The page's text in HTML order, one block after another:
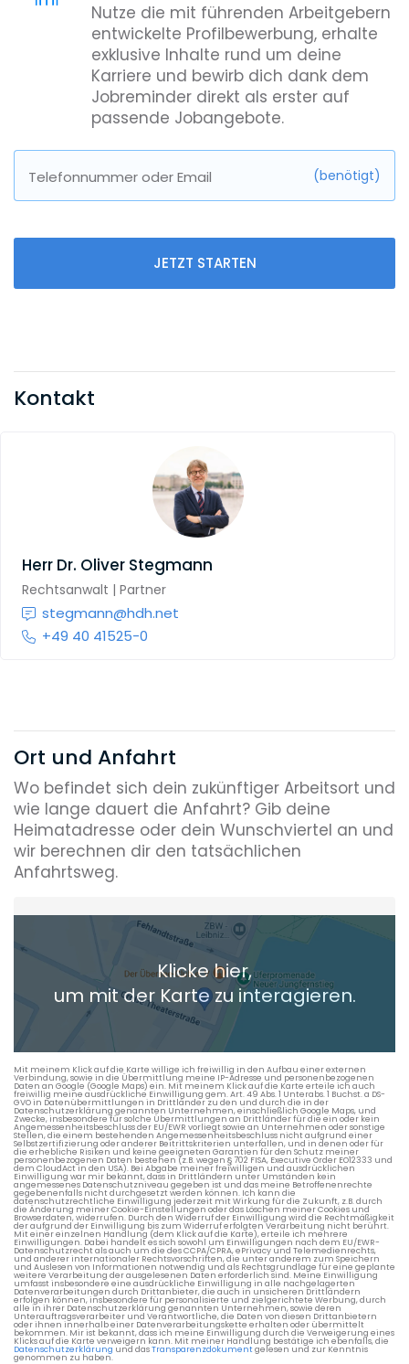
Nutze die mit führenden Arbeitgebern
entwickelte Profilbewerbung, erhalte
exklusive Inhalte rund um deine
Karriere und bewirb dich dank dem
Jobreminder direkt als erster auf
passende Jobangebote.
Telefonnummer oder Email (benötigt)
JETZT STARTEN
Kontakt
Herr Dr. Oliver Stegmann
Rechtsanwalt | Partner
stegmann@hdh.net
+49 40 41525-0
Ort und Anfahrt
Wo befindet sich dein zukünftiger Arbeitsort und
wie lange dauert die Anfahrt? Gib deine
Heimatadresse oder dein Wunschviertel an und
wir berechnen dir den tatsächlichen
Anfahrtsweg.
Heimatadresse oder Wunschort
+ Aktuellen Standort hinzufügen
Die berechneten Anreisezeiten basieren auf den
Verkehrsdaten eines typischen Dienstag morgens um 8:30.
Klicke hier,
um mit der Karte zu interagieren.
Mit meinem Klick auf die Karte willige ich freiwillig in den Aufbau einer externen
Verbindung, sowie in die Übermittlung meine IP-Adresse und personenbezogenen
Daten an Google (Google Maps) ein. Mit meinem Klick auf die Karte erteile ich auch
freiwillig meine ausdrückliche Einwilligung gem. Art. 49 Abs. 1 Unterabs. 1 Buchst. a DS-
GVO in Datenübermittlungen in Drittländer zu den und durch die in der
Datenschutzerklärung genannten Unternehmen, einschließlich Google Maps, und
Zwecke, insbesondere für solche Übermittlungen an Drittländer für die ein oder kein
Angemessenheitsbeschluss der EU/EWR vorliegt sowie an Unternehmen oder sonstige
Stellen, die einem bestehenden Angemessenheitsbeschluss nicht aufgrund einer
Selbstzertifizierung oder anderer Beitrittskriterien unterfallen, und in denen oder für
die erhebliche Risiken und keine geeigneten Garantien für den Schutz meiner
personenbezogenen Daten bestehen (z.B. wegen § 702 FISA, Executive Order EO12333 und
dem CloudAct in den USA). Bei Abgabe meiner freiwilligen und ausdrücklichen
Einwilligung war mir bekannt, dass in Drittländern unter Umständen kein
angemessenes Datenschutzniveau gegeben ist und das meine Betroffenenrechte
gegebenenfalls nicht durchgesetzt werden können. Ich kann die
datenschutzrechtliche Einwilligung jederzeit mit Wirkung für die Zukunft, z.B. durch
die Änderung meiner Cookie-Einstellungen oder das Löschen meiner Cookies und
Browserdaten, widerrufen. Durch den Widerruf der Einwilligung wird die Rechtmäßigkeit
der aufgrund der Einwilligung bis zum Widerruf erfolgten Verarbeitung nicht berührt.
Mit einer einzelnen Handlung (dem Klick auf die Karte), erteile ich mehrere
Einwilligungen. Dabei handelt es sich sowohl um Einwilligungen nach dem EU/EWR-
Datenschutzrecht als auch um die des CCPA/CPRA, ePrivacy und Telemedienrechts,
und anderer internationaler Rechtsvorschriften, die unter anderem zum Speichern
und Auslesen von Informationen notwendig und als Rechtsgrundlage für eine geplante
weitere Verarbeitung der ausgelesenen Daten erforderlich sind. Meine Einwilligung
umfasst insbesondere eine ausdrückliche Einwilligung in alle nachgelagerten
Datenverarbeitungen durch Drittanbieter, die auch in unsicheren Drittländern
erfolgen können, insbesondere für personalisierte und zielgerichtete Werbung, durch
alle in ihrer Datenschutzerklärung genannten Unternehmen, sowie deren
Unterauftragsverarbeiter und Verantwortliche, die Daten von diesen Drittanbietern
oder ihnen innerhalb einer Datenverarbeitungskette erhalten oder übermittelt
bekommen. Mir ist bekannt, dass ich meine Einwilligung durch die Verweigerung eines
Klicks auf die Karte verweigern kann. Mit meiner Handlung bestätige ich ebenfalls, die
Datenschutzerklärung und dasTransparenzdokumentgelesen und zur Kenntnis
genommen zu haben.